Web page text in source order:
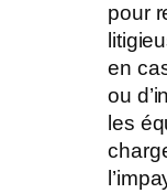
pour
en
ou
les